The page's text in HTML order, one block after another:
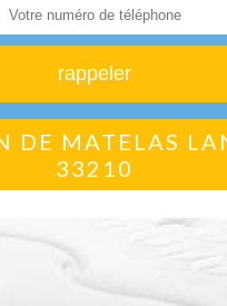
DE MATELAS
33210